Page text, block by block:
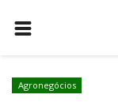
AGRONEGÓCIOS
Agronegócios